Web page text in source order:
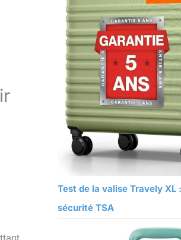
Test de la valise Travely XL
sécurité TSA